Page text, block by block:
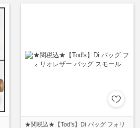
★関税込★【Tod's】Di バッグ フォリ